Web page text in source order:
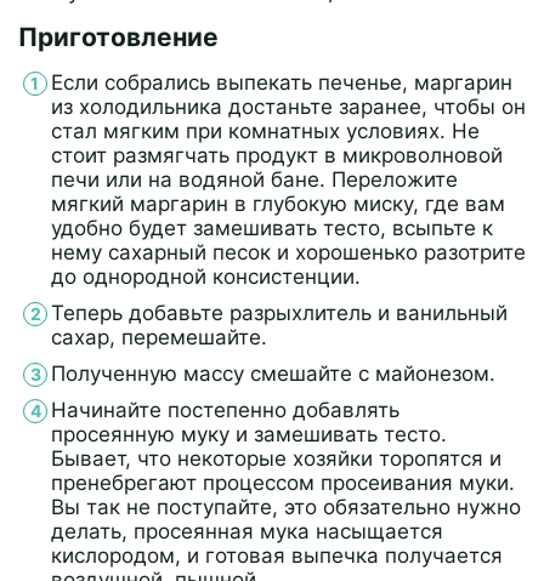
Приготовление
Если собрались выпекать печенье, маргарин
из холодильника достаньте заранее, чтобы он
стал мягким при комнатных условиях. Не
стоит размягчать продукт в микроволновой
печи или на водяной бане. Переложите
мягкий маргарин в глубокую миску, где вам
удобно будет замешивать тесто, всыпьте к
нему сахарный песок и хорошенько разотрите
до однородной консистенции.
Теперь добавьте разрыхлитель и ванильный
сахар, перемешайте.
Полученную массу смешайте с майонезом.
Начинайте постепенно добавлять
просеянную муку и замешивать тесто.
Бывает, что некоторые хозяйки торопятся и
пренебрегают процессом просеивания муки.
Вы так не поступайте, это обязательно нужно
делать, просеянная мука насыщается
кислородом, и готовая выпечка получается